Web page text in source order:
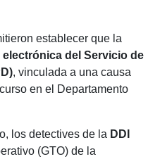
establecer que la
electrónica del Servicio de
, vinculada a una causa
en el Departamento
los detectives de la DDI
(GTO) de la